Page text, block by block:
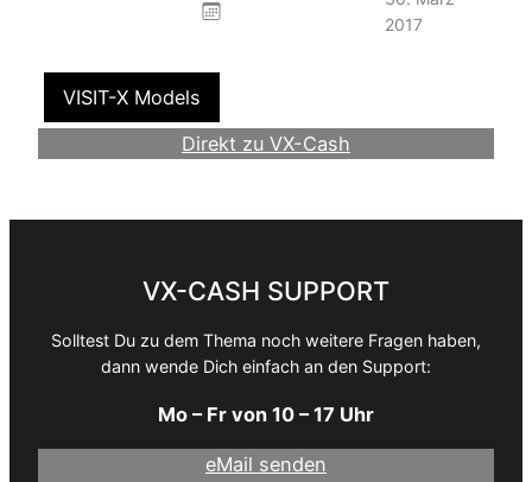
2017
VISIT-X Models
Direkt zu VX-Cash
VX-CASH SUPPORT
Solltest Du zu dem Thema noch weitere Fragen haben,
dann wende Dich einfach an den Support:
Mo – Fr von 10 – 17 Uhr
eMail senden